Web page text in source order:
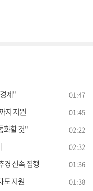
제" 01:47
지 지원 01:45
화할 것" 02:22
02:32
경 신속 집행 01:36
도 지원 01:38